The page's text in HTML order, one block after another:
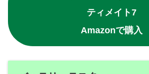
ティメイト7
Amazonで購入